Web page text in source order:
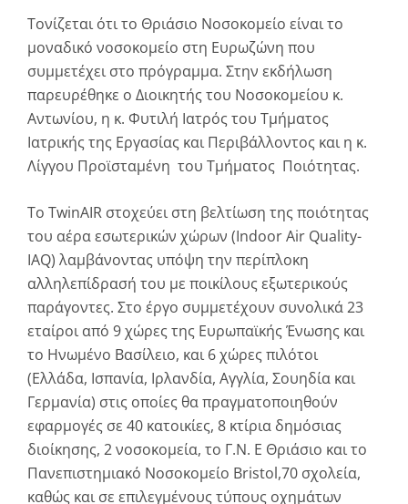
Τονίζεται ότι το Θριάσιο Νοσοκομείο είναι το
μοναδικό νοσοκομείο στη Ευρωζώνη που
συμμετέχει στο πρόγραμμα. Στην εκδήλωση
παρευρέθηκε ο Διοικητής του Νοσοκομείου κ.
Αντωνίου, η κ. Φυτιλή Ιατρός του Τμήματος
Ιατρικής της Εργασίας και Περιβάλλοντος και η κ.
Λίγγου Προϊσταμένη του Τμήματος Ποιότητας.
Το TwinAIR στοχεύει στη βελτίωση της ποιότητας
του αέρα εσωτερικών χώρων (Indoor Air Quality-
IAQ) λαμβάνοντας υπόψη την περίπλοκη
αλληλεπίδρασή του με ποικίλους εξωτερικούς
παράγοντες. Στο έργο συμμετέχουν συνολικά 23
εταίροι από 9 χώρες της Ευρωπαϊκής Ένωσης και
το Ηνωμένο Βασίλειο, και 6 χώρες πιλότοι
(Ελλάδα, Ισπανία, Ιρλανδία, Αγγλία, Σουηδία και
Γερμανία) στις οποίες θα πραγματοποιηθούν
εφαρμογές σε 40 κατοικίες, 8 κτίρια δημόσιας
διοίκησης, 2 νοσοκομεία, το Γ.Ν. Ε Θριάσιο και το
Πανεπιστημιακό Νοσοκομείο Bristol,70 σχολεία,
καθώς και σε επιλεγμένους τύπους οχημάτων